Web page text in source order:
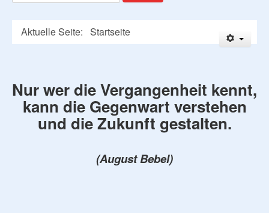
Aktuelle Seite: Startseite
Nur wer die Vergangenheit kennt,
kann die Gegenwart verstehen
und die Zukunft gestalten.
(August Bebel)